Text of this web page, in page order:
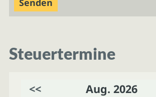
Steuertermine
<< Aug. 2026